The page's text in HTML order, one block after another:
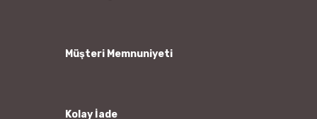
Müşteri Memnuniyeti
Kolay İade